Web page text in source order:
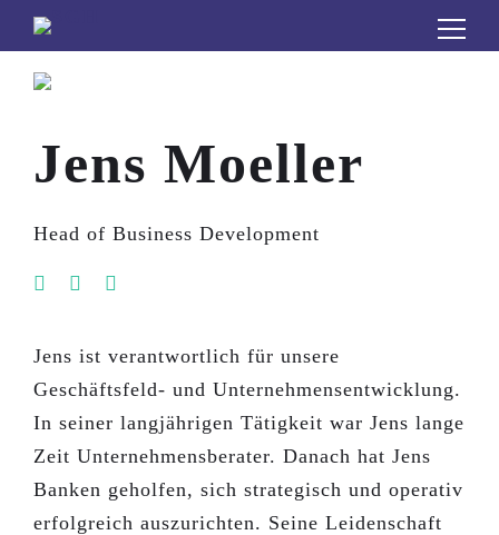
Search for:
Jens Moeller
Head of Business Development
Jens ist verantwortlich für unsere
Geschäftsfeld- und Unternehmensentwicklung.
In seiner langjährigen Tätigkeit war Jens lange
Zeit Unternehmensberater. Danach hat Jens
Banken geholfen, sich strategisch und operativ
erfolgreich auszurichten. Seine Leidenschaft